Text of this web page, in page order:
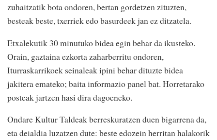
zuhaitzatik bota ondoren, bertan gordetzen zituzten,
besteak beste, txerriek edo basurdeek jan ez ditzatela.
Etxalekutik 30 minutuko bidea egin behar da ikusteko.
Orain, gaztaina ezkorta zaharberritu ondoren,
Iturraskarrikoek seinaleak ipini behar dituzte bidea
jakitera emateko; baita informazio panel bat. Horretarako
posteak jartzen hasi dira dagoeneko.
Ondare Kultur Taldeak berreskuratzen duen bigarrena da,
eta deialdia luzatzen dute: beste edozein herritan halakorik